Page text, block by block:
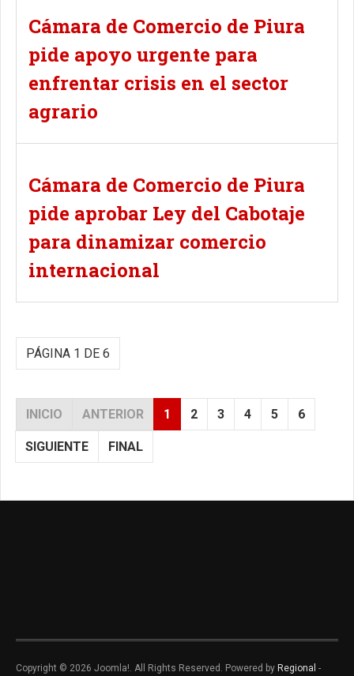
Cámara de Comercio de Piura
pide apoyo urgente para
enfrentar crisis en el sector
agrario
Cámara de Comercio de Piura
pide aprobar Ley del Cabotaje
para dinamizar comercio
internacional
PÁGINA 1 DE 6
INICIO ANTERIOR 1 2 3 4 5 6
SIGUIENTE FINAL
Copyright © 2026 Joomla!. All Rights Reserved. Powered by Regional -